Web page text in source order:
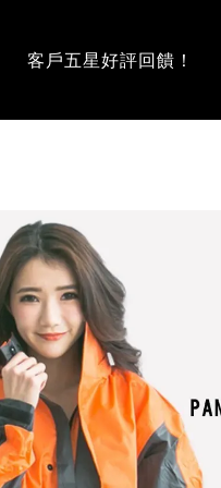
客戶五星好評回饋！